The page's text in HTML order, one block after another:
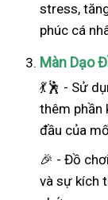
stress,
phúc cá
Màn Dạo
💃🕺 - Sử
thêm phần
đầu của
🎉 - Đồ
và sự kích